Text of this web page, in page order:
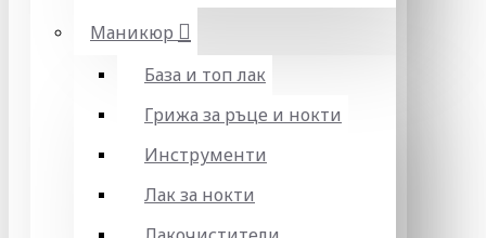
Маникюр
База и топ лак
Грижа за ръце и нокти
Инструменти
Лак за нокти